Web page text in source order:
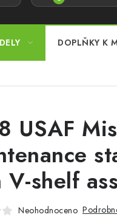
DOPLŇKY K
USAF
shelf
Neohodnoceno